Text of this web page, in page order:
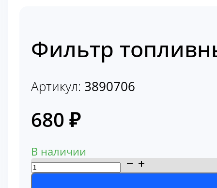
Фильтр
Артикул: 3890706
680 ₽
В наличии
Количество
товара